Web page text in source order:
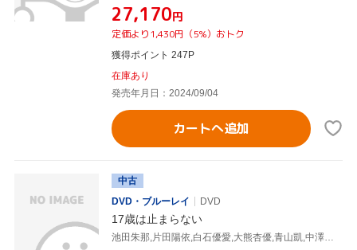
¥27,170円
定価より1,430円（5%）おトク
獲得ポイント 247P
在庫あり
発売年月日：2024/09/04
カートへ追加
中古
DVD・ブルーレイ
DVD
17歳は止まらない
池田朱那,片田陽依,白石優愛,大熊杏優,青山凱,中澤実子,北村美幸,林魏堂